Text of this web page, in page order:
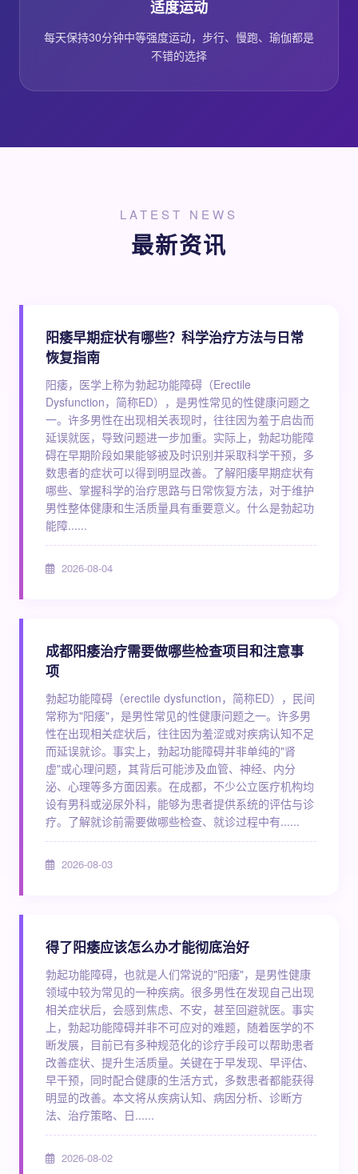
适度运动
每天保持30分钟中等强度运动，步行、慢跑、瑜伽都是
不错的选择
LATEST NEWS
最新资讯
阳痿早期症状有哪些？科学治疗方法与日常
恢复指南
阳痿，医学上称为勃起功能障碍（Erectile
Dysfunction，简称ED），是男性常见的性健康问题之
一。许多男性在出现相关表现时，往往因为羞于启齿而
延误就医，导致问题进一步加重。实际上，勃起功能障
碍在早期阶段如果能够被及时识别并采取科学干预，多
数患者的症状可以得到明显改善。了解阳痿早期症状有
哪些、掌握科学的治疗思路与日常恢复方法，对于维护
男性整体健康和生活质量具有重要意义。什么是勃起功
能障......
2026-08-04
成都阳痿治疗需要做哪些检查项目和注意事
项
勃起功能障碍（erectile dysfunction，简称ED），民间
常称为"阳痿"，是男性常见的性健康问题之一。许多男
性在出现相关症状后，往往因为羞涩或对疾病认知不足
而延误就诊。事实上，勃起功能障碍并非单纯的"肾
虚"或心理问题，其背后可能涉及血管、神经、内分
泌、心理等多方面因素。在成都，不少公立医疗机构均
设有男科或泌尿外科，能够为患者提供系统的评估与诊
疗。了解就诊前需要做哪些检查、就诊过程中有......
2026-08-03
得了阳痿应该怎么办才能彻底治好
勃起功能障碍，也就是人们常说的"阳痿"，是男性健康
领域中较为常见的一种疾病。很多男性在发现自己出现
相关症状后，会感到焦虑、不安，甚至回避就医。事实
上，勃起功能障碍并非不可应对的难题，随着医学的不
断发展，目前已有多种规范化的诊疗手段可以帮助患者
改善症状、提升生活质量。关键在于早发现、早评估、
早干预，同时配合健康的生活方式，多数患者都能获得
明显的改善。本文将从疾病认知、病因分析、诊断方
法、治疗策略、日......
2026-08-02